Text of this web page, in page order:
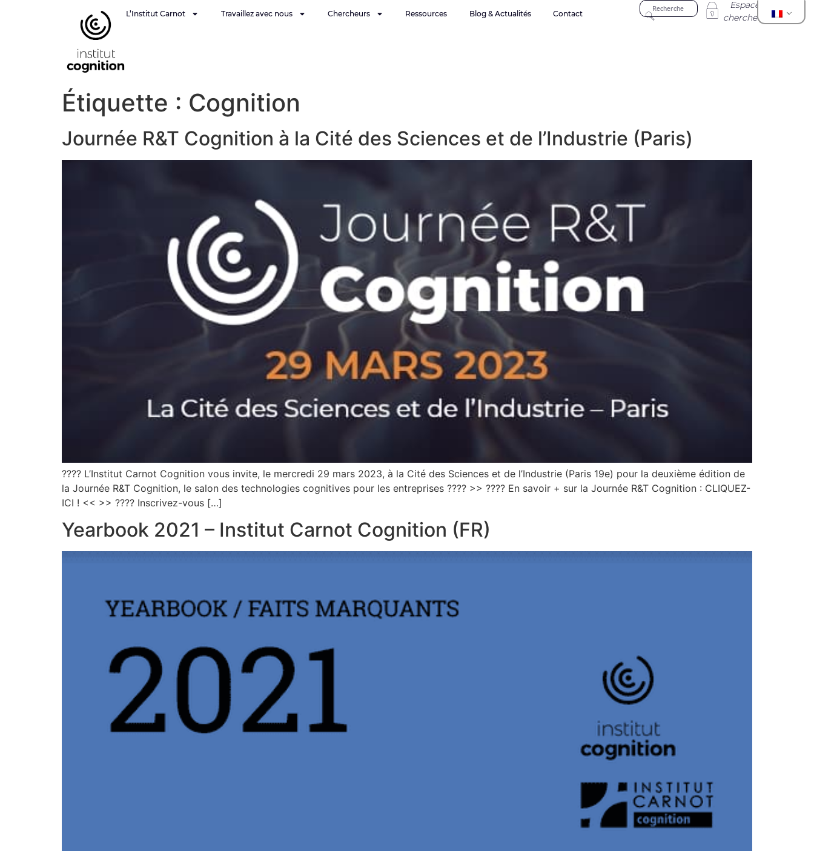
L’Institut Carnot Travaillez avec nous Chercheurs Ressources Blog & Actualités Contact
Espace
chercheur
Étiquette : Cognition
Journée R&T Cognition à la Cité des Sciences et de l’Industrie (Paris)
???? L’Institut Carnot Cognition vous invite, le mercredi 29 mars 2023, à la Cité des Sciences et de l’Industrie (Paris 19e) pour la deuxième édition de
la Journée R&T Cognition, le salon des technologies cognitives pour les entreprises ???? >> ???? En savoir + sur la Journée R&T Cognition : CLIQUEZ-
ICI ! << >> ???? Inscrivez-vous […]
Yearbook 2021 – Institut Carnot Cognition (FR)